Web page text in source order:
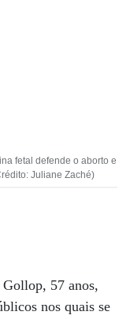
fetal defende o aborto e
Juliane Zaché)
57 anos,
nos quais se